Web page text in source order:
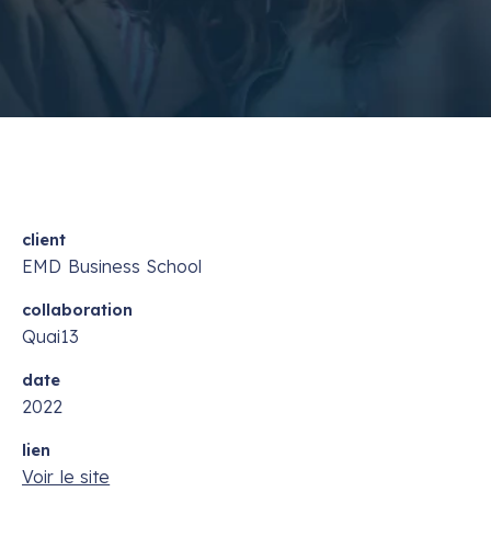
client
EMD Business School
collaboration
Quai13
date
2022
lien
Voir le site